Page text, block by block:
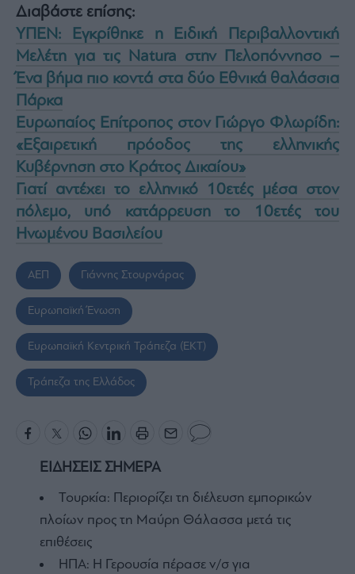
Διαβάστε επίσης:
ΥΠΕΝ: Εγκρίθηκε η Ειδική Περιβαλλοντική
Μελέτη για τις Natura στην Πελοπόννησο –
Ένα βήμα πιο κοντά στα δύο Εθνικά θαλάσσια
Πάρκα
Ευρωπαίος Επίτροπος στον Γιώργο Φλωρίδη:
«Εξαιρετική πρόοδος της ελληνικής
Κυβέρνηση στο Κράτος Δικαίου»
Γιατί αντέχει το ελληνικό 10ετές μέσα στον
πόλεμο, υπό κατάρρευση το 10ετές του
Ηνωμένου Βασιλείου
ΑΕΠ Γιάννης Στουρνάρας
Ευρωπαϊκή Ένωση
Ευρωπαϊκή Κεντρική Τράπεζα (ΕΚΤ)
Τράπεζα της Ελλάδος
ΕΙΔΗΣΕΙΣ ΣΗΜΕΡΑ
Τουρκία: Περιορίζει τη διέλευση εμπορικών
πλοίων προς τη Μαύρη Θάλασσα μετά τις
επιθέσεις
ΗΠΑ: Η Γερουσία πέρασε ν/σ για